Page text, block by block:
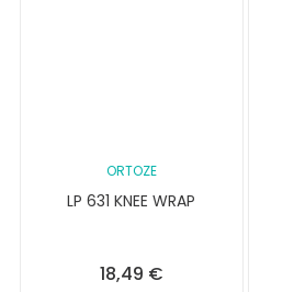
ORTOZE
LP 631 KNEE WRAP
18,49 €